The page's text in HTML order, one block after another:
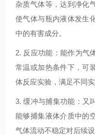
杂质气体等，达到净化
使气体与瓶内液体发生
中的有害成分。
2. 反应功能：能作为气
常温或加热条件下，可
体反应实验，满足不同
3.缓冲与捕集功能：又
能够捕集液体介质中的
气体流动不稳定对后续